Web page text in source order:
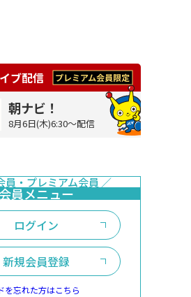
ブ配信
朝ナビ！
8月6日(木)6:30～配信
ログイン
新規会員登録
を忘れた方はこちら